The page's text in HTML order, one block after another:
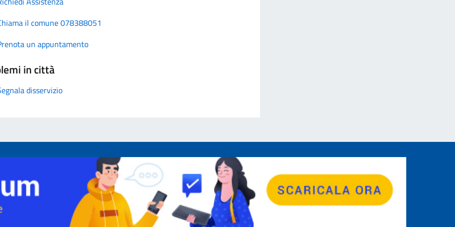
il comune 078388051
un appuntamento
in città
disservizio